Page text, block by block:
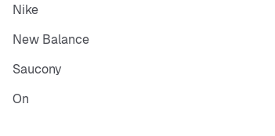
Nike
New Balance
Saucony
On